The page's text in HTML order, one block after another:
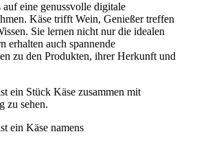
eine genussvolle digitale
Käse trifft Wein, Genießer treffen
Sie lernen nicht nur die idealen
erhalten auch spannende
zu den Produkten, ihrer Herkunft und